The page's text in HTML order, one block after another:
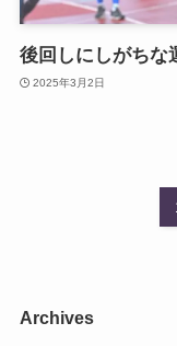
後回しにしがちな
2025年3月2日
Archives